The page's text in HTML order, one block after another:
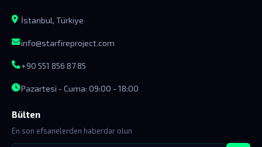
İstanbul, Türkiye
info@starfireproject.com
+90 551 856 87 85
Pazartesi - Cuma: 09:00 - 18:00
Bülten
En son efsanelerden haberdar olun